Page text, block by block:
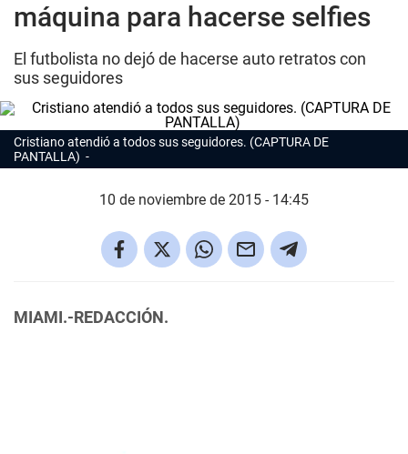
máquina para hacerse selfies
El futbolista no dejó de hacerse auto retratos con
sus seguidores
Cristiano atendió a todos sus seguidores. (CAPTURA DE
PANTALLA)
10 de noviembre de 2015 - 14:45
MIAMI.-REDACCIÓN.